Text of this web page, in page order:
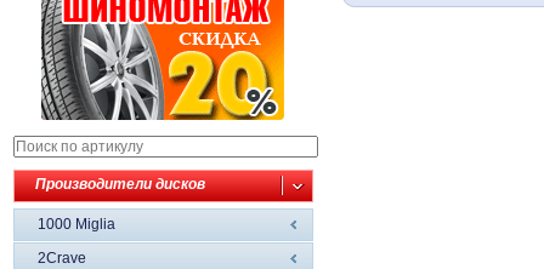
Производители дисков
1000 Miglia
2Crave